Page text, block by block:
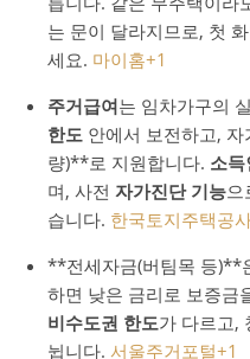
는 문이 달라지므로, 첫
세요. 마이홈+1
주거급여는 임차가구의
한도 안에서 보전하고,
량)**로 지원합니다. 소득
며, 사전 자가진단 기능
습니다. 한국토지주택공
**전세자금(버팀목 등)**
하면 낮은 금리로 보증금
비수도권 한도가 다르고,
뉩니다. 서울주거포털+1